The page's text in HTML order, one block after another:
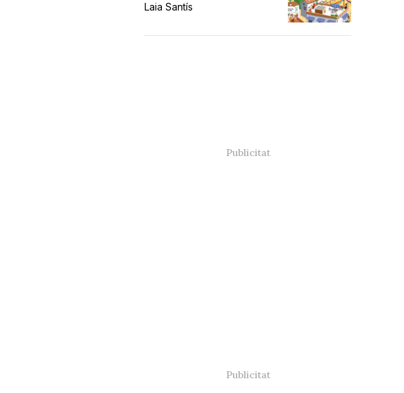
Laia Santís